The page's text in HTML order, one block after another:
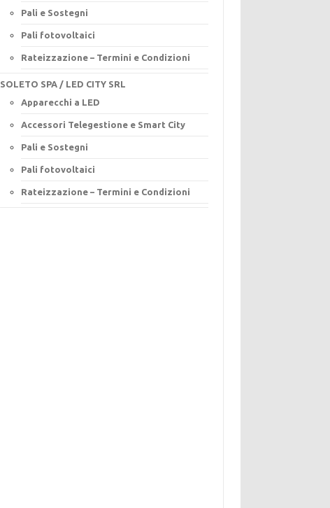
Pali e Sostegni
Pali fotovoltaici
Rateizzazione – Termini e Condizioni
SOLETO SPA / LED CITY SRL
Apparecchi a LED
Accessori Telegestione e Smart City
Pali e Sostegni
Pali fotovoltaici
Rateizzazione – Termini e Condizioni